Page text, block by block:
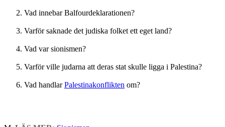
Vad innebar Balfourdeklarationen?
Varför saknade det judiska folket ett eget land?
Vad var sionismen?
Varför ville judarna att deras stat skulle ligga i Palestina?
Vad handlarPalestinakonflikten om?